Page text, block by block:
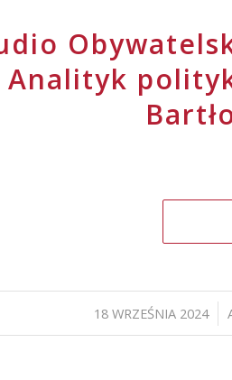
Analityk
18 WRZEŚNIA 2024
/